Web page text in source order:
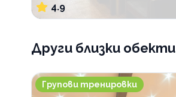
4.9
Други близки обекти
M Sport&kids
Групови тренировки